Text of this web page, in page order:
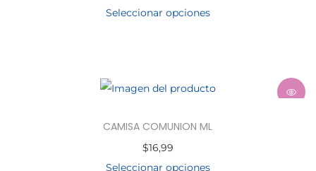
Seleccionar opciones
CAMISA COMUNION ML
$16,99
Seleccionar opciones